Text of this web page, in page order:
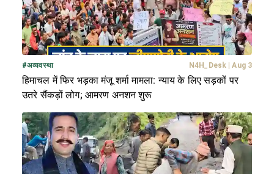
#अव्यवस्था N4H_Desk | Aug 3
हिमाचल में फिर भड़का मंजू शर्मा मामला: न्याय के लिए सड़कों पर
उतरे सैंकड़ों लोग; आमरण अनशन शुरू